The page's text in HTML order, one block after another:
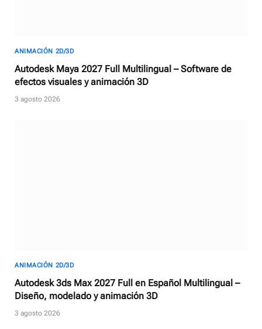
ANIMACIÓN 2D/3D
Autodesk Maya 2027 Full Multilingual – Software de
efectos visuales y animación 3D
3 agosto 2026
ANIMACIÓN 2D/3D
Autodesk 3ds Max 2027 Full en Español Multilingual –
Diseño, modelado y animación 3D
3 agosto 2026